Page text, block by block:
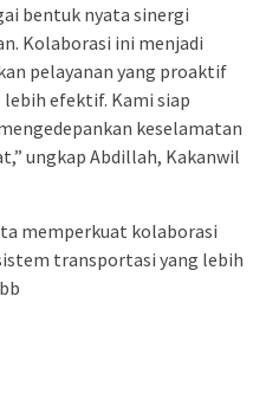
bentuk nyata sinergi
Kolaborasi ini menjadi
pelayanan yang proaktif
lebih efektif. Kami siap
keselamatan
ungkap Abdillah, Kakanwil
memperkuat kolaborasi
transportasi yang lebih